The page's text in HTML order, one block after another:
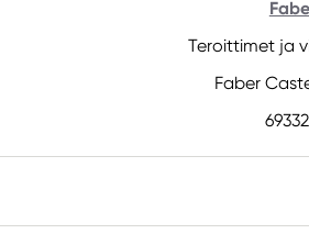
Teroittimet ja
Faber